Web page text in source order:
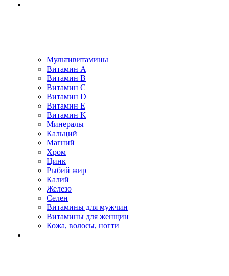
Мультивитамины
Витамин A
Витамин B
Витамин C
Витамин D
Витамин E
Витамин K
Минералы
Кальций
Магний
Хром
Цинк
Рыбий жир
Калий
Железо
Селен
Витамины для мужчин
Витамины для женщин
Кожа, волосы, ногти